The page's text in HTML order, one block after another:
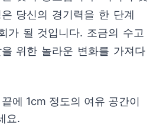
당신의 경기력을 한 단계
가 될 것입니다. 조금의 수고
위한 놀라운 변화를 가져다
에 1cm 정도의 여유 공간이
요.